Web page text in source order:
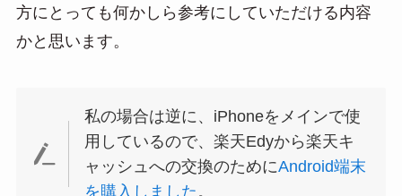
方にとっても何かしら参考にしていただける内容
かと思います。
私の場合は逆に、iPhoneをメインで使
用しているので、楽天Edyから楽天キ
ャッシュへの交換のためにAndroid端末
を購入しました 。